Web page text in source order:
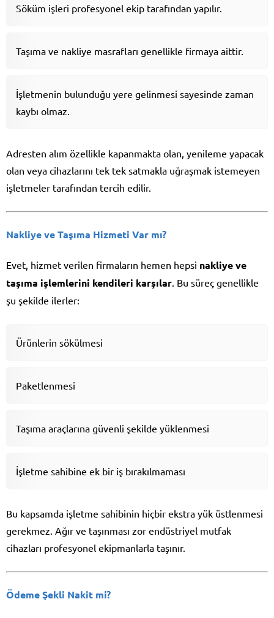
Söküm işleri profesyonel ekip tarafından yapılır.
Taşıma ve nakliye masrafları genellikle firmaya aittir.
İşletmenin bulunduğu yere gelinmesi sayesinde zaman
kaybı olmaz.
Adresten alım özellikle kapanmakta olan, yenileme yapacak
olan veya cihazlarını tek tek satmakla uğraşmak istemeyen
işletmeler tarafından tercih edilir.
Nakliye ve Taşıma Hizmeti Var mı?
Evet, hizmet verilen firmaların hemen hepsi nakliye ve
taşıma işlemlerini kendileri karşılar. Bu süreç genellikle
şu şekilde ilerler:
Ürünlerin sökülmesi
Paketlenmesi
Taşıma araçlarına güvenli şekilde yüklenmesi
İşletme sahibine ek bir iş bırakılmaması
Bu kapsamda işletme sahibinin hiçbir ekstra yük üstlenmesi
gerekmez. Ağır ve taşınması zor endüstriyel mutfak
cihazları profesyonel ekipmanlarla taşınır.
Ödeme Şekli Nakit mi?